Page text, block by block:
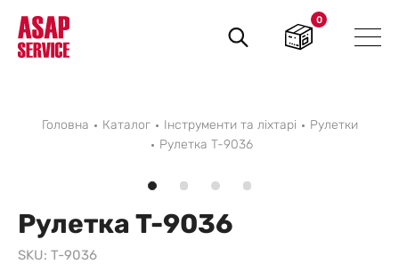
Пошук
товарів
0
Головна Каталог Інструменти та ліхтарі
Рулетки
Рулетка T-9036
Рулетка T-9036
SKU: T-9036